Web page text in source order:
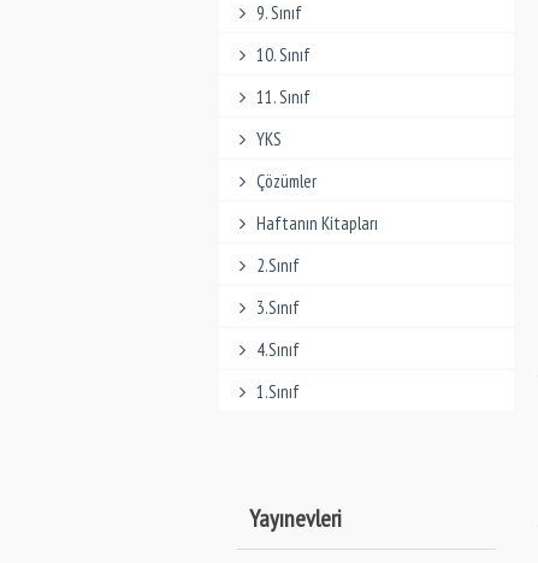
9. Sınıf
10. Sınıf
11. Sınıf
YKS
Çözümler
Haftanın Kitapları
2.Sınıf
3.Sınıf
4.Sınıf
1.Sınıf
Yayınevleri